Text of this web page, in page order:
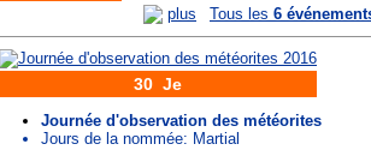
plus
Tous les 6
30 Je
Journée d'observation des météorites
Jours de la nommée: Martial